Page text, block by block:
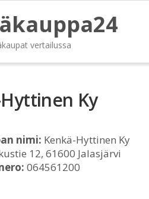
vertailussa
Ky
nimi: Kenkä-Hyttinen Ky
12, 61600 Jalasjärvi
064561200